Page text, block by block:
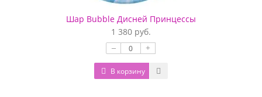
Шар Bubble Дисней Принцессы
1 380 руб.
– +
В корзину